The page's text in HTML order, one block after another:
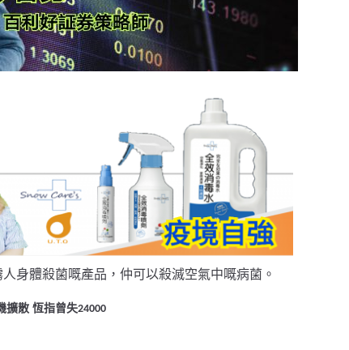
身體殺菌嘅產品，仲可以殺滅空氣中嘅病菌。
擴散 恆指曾失24000